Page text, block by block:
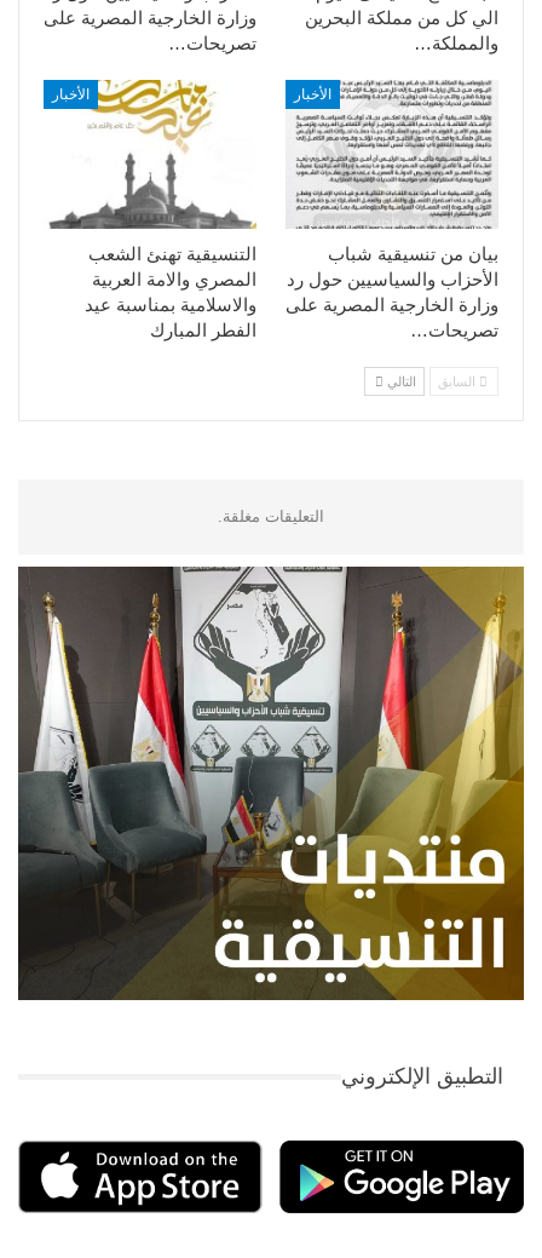
وزارة الخارجية المصرية على
تصريحات…
الي كل من مملكة البحرين
والمملكة…
الأخبار
التنسيقية تهنئ الشعب
المصري والامة العربية
والاسلامية بمناسبة عيد
الفطر المبارك
الأخبار
بيان من تنسيقية شباب
الأحزاب والسياسيين حول رد
وزارة الخارجية المصرية على
تصريحات…
السابق التالي
التعليقات مغلقة.
التطبيق الإلكتروني